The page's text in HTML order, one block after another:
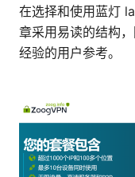
在选择和使用蓝灯
章采用易读的结构
经验的用户参考。